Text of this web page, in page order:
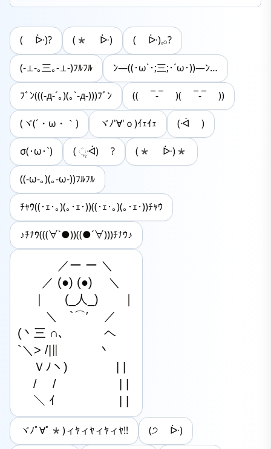
( ᐕ)? (* ᐕ) ( ᐕ)𓈒𓂂?
(-⊥-｡三｡-⊥-)ﾌﾙﾌﾙ ﾝ―((･ω`･;三;･´ω･))―ﾝ…
ﾌﾞﾝ(((-д-´｡)(｡`-д-)))ﾌﾞﾝ (( ¯-¯ )( ¯-¯ ))
(ヾ(´・ω・｀) ヾﾉ'∀'ｏ)ｲｪｲｪ (ᐙ )
σ(･ω･`) ( ૢᐙ) ? (* ᐕ)*
((-ω-｡)(｡-ω-))ﾌﾙﾌﾙ
ﾁｬｳ((･ｪ･｡)(｡･ｪ･))((･ｪ･｡)(｡･ｪ･))ﾁｬｳ
♪ﾁﾅｳ(((∀`●))((●´∀)))ﾁﾅｳ♪
／ー ー ＼
／ (●) (●) 　＼
｜ 　 (_人_)　　｜
＼　`⌒′　 ／
(丶三 ∩､　　 　ヘ
`＼> /|∥　　 　丶
Ｖﾉヽ)　　　　| |
/　 /　 　　  　 | |
＼ ｲ　　 　　　| |
ヾﾉﾟ∀ﾟ*)ィﾔィﾔィﾔィﾔ!! (‪੭ ᐕ)